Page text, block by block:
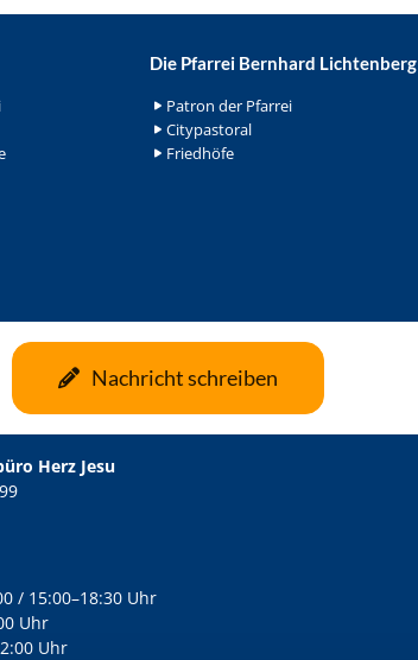
Die Pfarrei Bernhard Lichtenberg
Patron der Pfarrei
Citypastoral
Friedhöfe
Nachricht schreiben
Herz Jesu
/ 15:00–18:30 Uhr
Uhr
Uhr